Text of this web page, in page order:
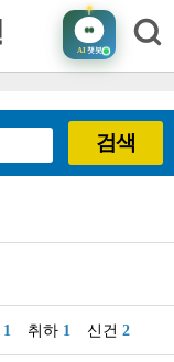
AI챗봇
검색
1 취하 1 신건 2